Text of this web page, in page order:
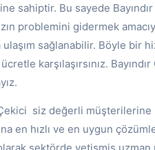
sahiptir. Bu sayede
problemini gidermek
ulaşım sağlanabilir. Böyle bir
karşılaşırsınız.
Çekici siz değerli
en hızlı ve en uygun